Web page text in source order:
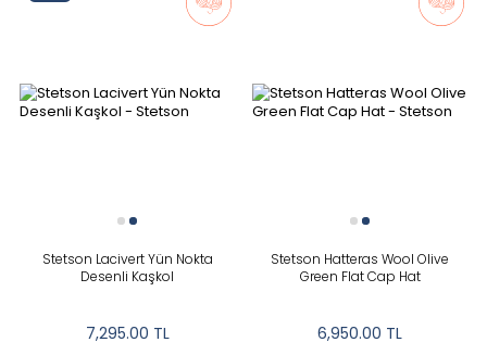
Stetson Lacivert Yün Nokta
Desenli Kaşkol
7,295.00 TL
Stetson Hatteras Wool Olive
Green Flat Cap Hat
6,950.00 TL